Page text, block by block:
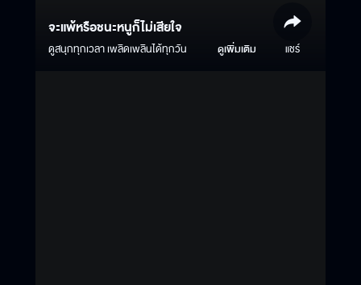
จะแพ้หรือชนะหนูก็ไม่เสียใจ
ดูสนุกทุกเวลา เพลิดเพลินได้ทุกวัน ดูเพิ่มเติม แชร์